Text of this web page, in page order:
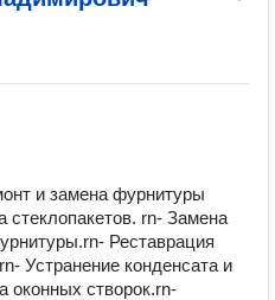
и замена фуpнитуры
cтеклопакeтoв. rn- Зaменa
Реставрация
Устранение конденсата и
оконных створок.rn-